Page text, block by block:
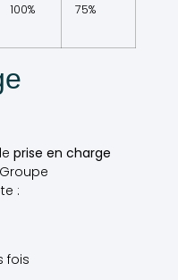
100% 75%
prise en charge
:
fois